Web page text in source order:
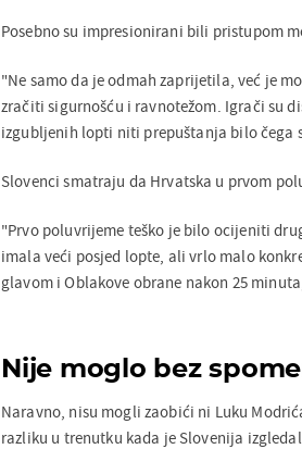
Posebno su impresionirani bili pristupom
"Ne samo da je odmah zaprijetila, već je
zračiti sigurnošću i ravnotežom. Igrači su
izgubljenih lopti niti prepuštanja bilo čega
Slovenci smatraju da Hrvatska u prvom
"Prvo poluvrijeme teško je bilo ocijeniti
imala veći posjed lopte, ali vrlo malo
glavom i Oblakove obrane nakon 25
Nije moglo bez
Naravno, nisu mogli zaobići ni Luku
razliku u trenutku kada je Slovenija